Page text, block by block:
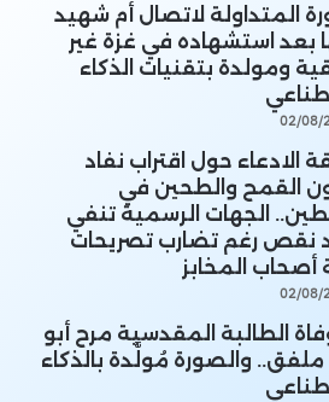
المتداولة لاتصال أم شهيد
بعد استشهاده في غزة غير
ومولدة بتقنيات الذكاء
02/08/
الادعاء حول اقتراب نفاد
القمح والطحين في
الجهات الرسمية تنفي
نقص رغم تضارب تصريحات
أصحاب المخابز
02/08/
الطالبة المقدسية مرح أبو
ملفق.. والصورة مُولَّدة بالذكاء